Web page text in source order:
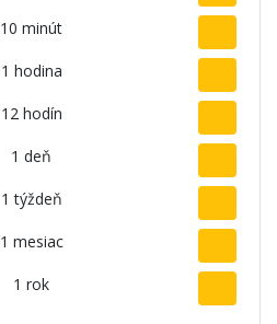
10 minút
1 hodina
12 hodín
1 deň
1 týždeň
1 mesiac
1 rok